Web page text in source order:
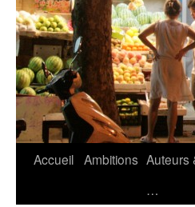
Aller
Accueil Ambitions Auteurs
…